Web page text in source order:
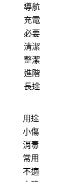
導航
充電
必要
清潔
整潔
進階
長途
用途
小傷
消毒
常用
不適